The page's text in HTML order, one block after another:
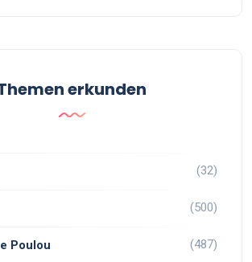
erkunden
(32)
(500)
Poulou (487)